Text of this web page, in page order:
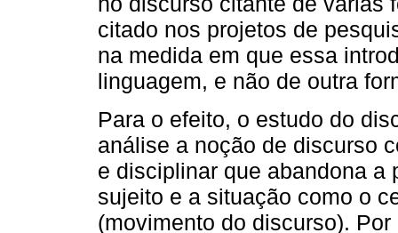
citado nos projetos de
na medida em que essa
linguagem, e não de outra
Para o efeito, o estudo do
análise a noção de discurso
e disciplinar que abandona a
sujeito e a situação como o
(movimento do discurso).